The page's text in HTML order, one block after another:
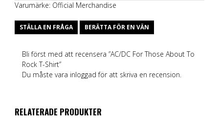
Varumärke: Official Merchandise
STÄLLA EN FRÅGA BERÄTTA FÖR EN VÄN
Bli först med att recensera ”AC/DC For Those About To
Rock T-Shirt”
Du måste vara inloggad för att skriva en recension.
RELATERADE PRODUKTER